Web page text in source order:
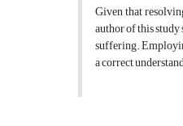
Given that
author of this
suffering.
a correct